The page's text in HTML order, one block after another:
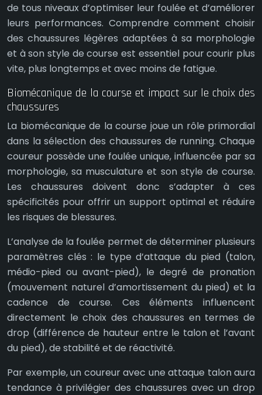
de tous niveaux d’optimiser leur foulée et d’améliorer
leurs performances. Comprendre comment choisir
des chaussures légères adaptées à sa morphologie
et à son style de course est essentiel pour courir plus
vite, plus longtemps et avec moins de fatigue.
Biomécanique de la course et impact sur le choix des
chaussures
La biomécanique de la course joue un rôle primordial
dans la sélection des chaussures de running. Chaque
coureur possède une foulée unique, influencée par sa
morphologie, sa musculature et son style de course.
Les chaussures doivent donc s’adapter à ces
spécificités pour offrir un support optimal et réduire
les risques de blessures.
L’analyse de la foulée permet de déterminer plusieurs
paramètres clés : le type d’attaque du pied (talon,
médio-pied ou avant-pied), le degré de pronation
(mouvement naturel d’amortissement du pied) et la
cadence de course. Ces éléments influencent
directement le choix des chaussures en termes de
drop (différence de hauteur entre le talon et l’avant
du pied), de stabilité et de réactivité.
Par exemple, un coureur avec une attaque talon aura
tendance à privilégier des chaussures avec un drop